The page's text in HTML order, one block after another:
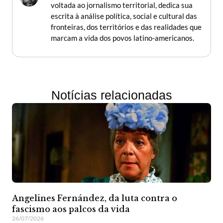
voltada ao jornalismo territorial, dedica sua
escrita à análise política, social e cultural das
fronteiras, dos territórios e das realidades que
marcam a vida dos povos latino-americanos.
Notícias relacionadas
Angelines Fernández, da luta contra o
fascismo aos palcos da vida
26/07/2026